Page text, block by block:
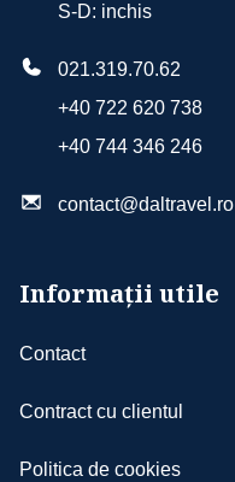
S-D: inchis
021.319.70.62
+40 722 620 738
+40 744 346 246
contact@daltravel.ro
Informații utile
Contact
Contract cu clientul
Politica de cookies